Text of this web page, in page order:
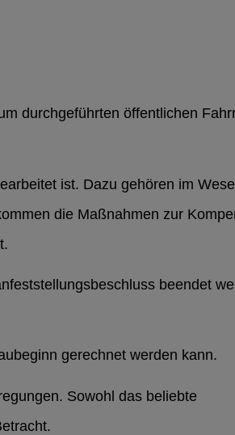
durchgeführten öffentlichen
ist. Dazu gehören im
die Maßnahmen zur
beendet
gerechnet werden kann.
Sowohl das beliebte